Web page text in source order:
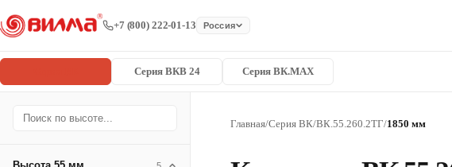
+7 (800) 222-01-13 Россия
Серия ВКВ 24 Серия ВК.MAX
5
Главная/Серия ВК/ВК.55.260.2ТГ/1850 мм